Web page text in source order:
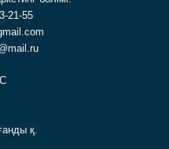
21-55
қ.